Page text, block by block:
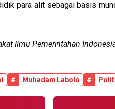
para alit sebagai basis
Ilmu Pemerintahan
# Muhadam Labolo #